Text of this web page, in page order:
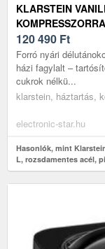
KLARSTEIN
PIROS
120 490 Ft
Forró nyári
házi fagylalt –
cukrok nélkü...
klarstein, háztartás,
electronic-star.hu
Hasonlók, mint
L, rozsdamentes acél,